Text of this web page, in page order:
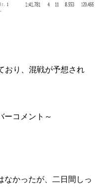
おり、混戦が予想され
ーコメント～
なかったが、二日間しっ